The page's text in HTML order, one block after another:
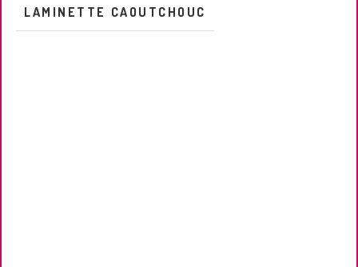
LAMINETTE CAOUTCHOUC